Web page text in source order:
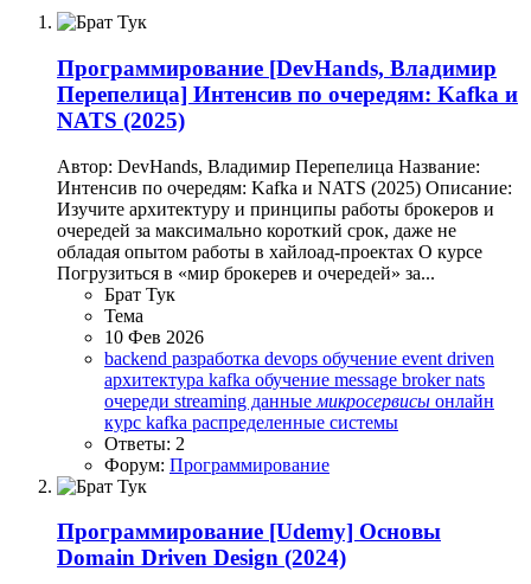
Программирование [DevHands, Владимир
Перепелица] Интенсив по очередям: Kafka и
NATS (2025)
Автор: DevHands, Владимир Перепелица Название:
Интенсив по очередям: Kafka и NATS (2025) Описание:
Изучите архитектуру и принципы работы брокеров и
очередей за максимально короткий срок, даже не
обладая опытом работы в хайлоад-проектах О курсе
Погрузиться в «мир брокерев и очередей» за...
Брат Тук
Тема
10 Фев 2026
backend разработка devops обучение event driven
архитектура kafka обучение message brokernats
очереди streaming данные микросервисы онлайн
курс kafka распределенные системы
Ответы: 2
Форум: Программирование
Программирование [Udemy] Основы
Domain Driven Design (2024)